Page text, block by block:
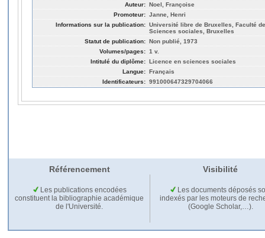
Auteur: Noel, Françoise
Promoteur: Janne, Henri
Informations sur la publication: Université libre de Bruxelles, Faculté
Sciences sociales, Bruxelles
Statut de publication: Non publié, 1973
Volumes/pages: 1 v.
Intitulé du diplôme: Licence en sciences sociales
Langue: Français
Identificateurs: 991000647329704066
Référencement Visibilité
Les publications encodées
constituent la bibliographie académique
de l'Université.
Les documents déposés
indexés par les moteurs de
(Google Scholar,…).